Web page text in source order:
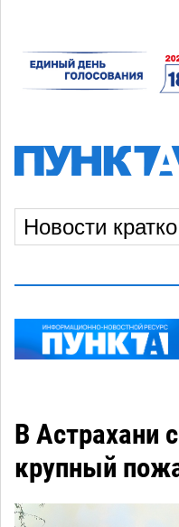
В Астрахани
крупный